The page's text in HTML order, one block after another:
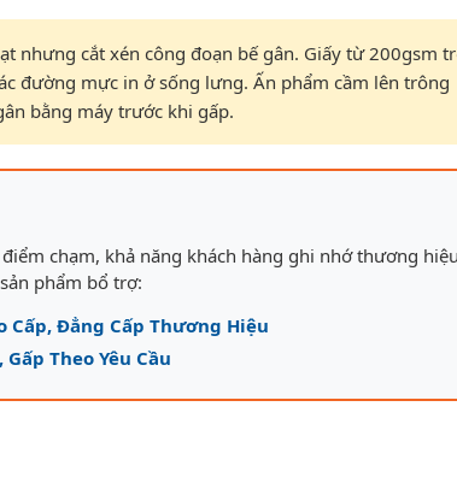
nhưng cắt xén công đoạn bế gân. Giấy từ 200gsm
đường mực in ở sống lưng. Ấn phẩm cầm lên trông
bằng máy trước khi gấp.
chạm, khả năng khách hàng ghi nhớ thương
phẩm bổ trợ:
Cấp, Đẳng Cấp Thương Hiệu
Theo Yêu Cầu